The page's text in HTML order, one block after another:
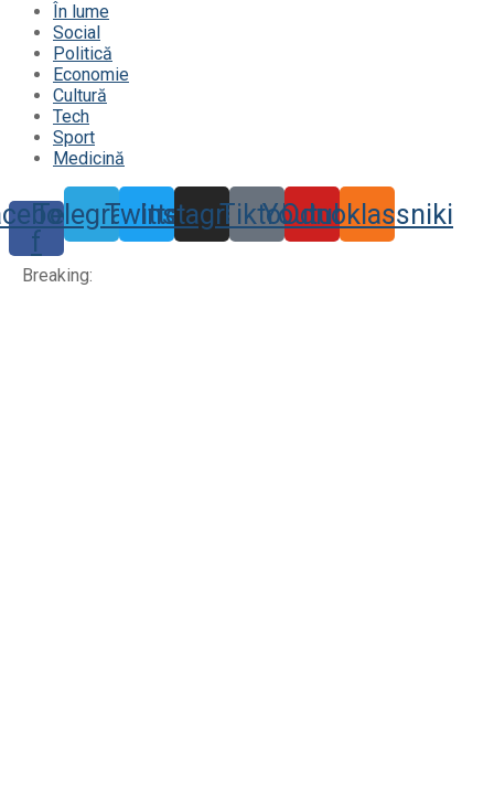
În lume
Social
Politică
Economie
Cultură
Tech
Sport
Medicină
f
TelegramTwitter
Instagram
TiktokYoutube
Odnoklassniki
Breaking: